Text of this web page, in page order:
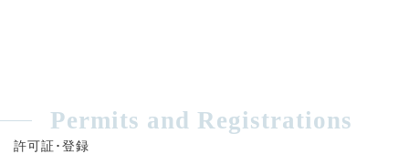
Permits and Registrations
許可証･登録